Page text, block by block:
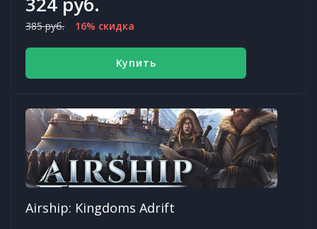
385 руб. 16% скидка
Купить
Airship: Kingdoms Adrift